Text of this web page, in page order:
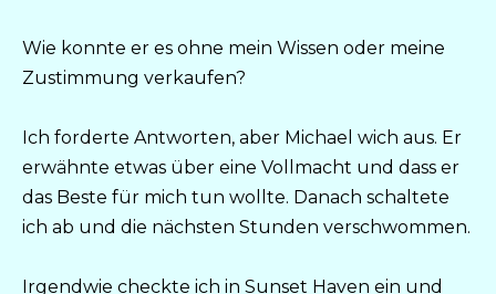
Wie konnte er es ohne mein Wissen oder meine
Zustimmung verkaufen?
Ich forderte Antworten, aber Michael wich aus. Er
erwähnte etwas über eine Vollmacht und dass er
das Beste für mich tun wollte. Danach schaltete
ich ab und die nächsten Stunden verschwommen.
Irgendwie checkte ich in Sunset Haven ein und